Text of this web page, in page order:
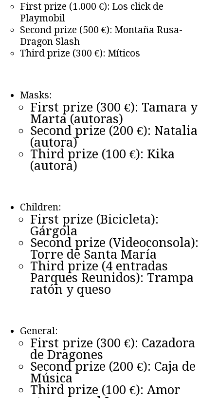
First prize (1.000 €): Los click de
Playmobil
Second prize (500 €): Montaña Rusa-
Dragon Slash
Third prize (300 €): Míticos
Masks:
First prize (300 €): Tamara y
Marta (autoras)
Second prize (200 €): Natalia
(autora)
Third prize (100 €): Kika
(autora)
Children:
First prize (Bicicleta):
Gárgola
Second prize (Videoconsola):
Torre de Santa María
Third prize (4 entradas
Parques Reunidos): Trampa
ratón y queso
General:
First prize (300 €): Cazadora
de Dragones
Second prize (200 €): Caja de
Música
Third prize (100 €): Amor